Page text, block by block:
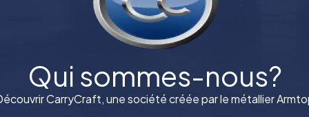
Qui sommes-nous?
CarryCraft, une société créée par le métallier